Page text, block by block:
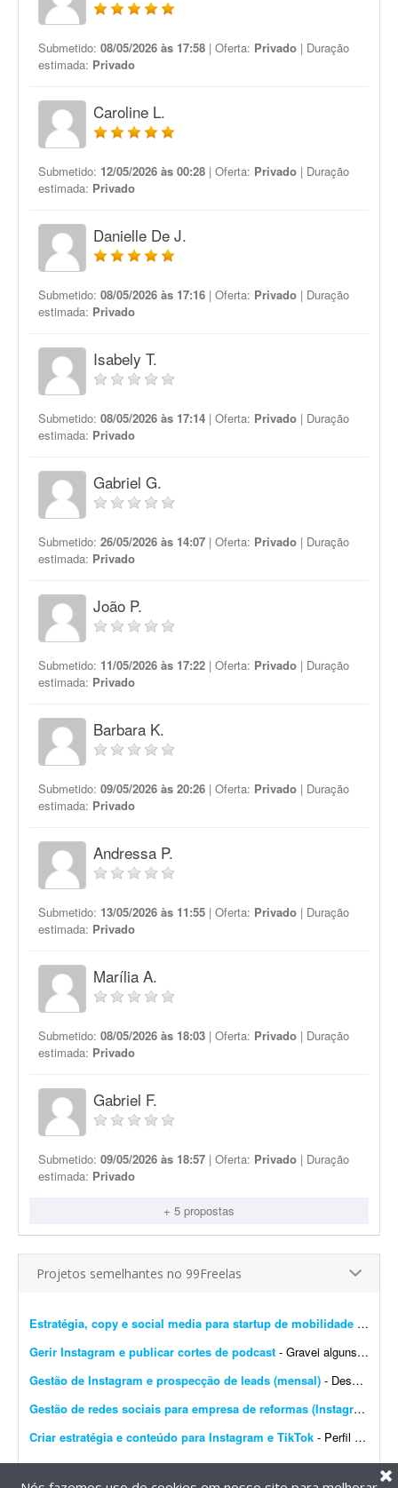
Submetido: 08/05/2026 às 17:58 | Oferta: Privado | Duração
estimada: Privado
Caroline L.
Submetido: 12/05/2026 às 00:28 | Oferta: Privado | Duração
estimada: Privado
Danielle De J.
Submetido: 08/05/2026 às 17:16 | Oferta: Privado | Duração
estimada: Privado
Isabely T.
Submetido: 08/05/2026 às 17:14 | Oferta: Privado | Duração
estimada: Privado
Gabriel G.
Submetido: 26/05/2026 às 14:07 | Oferta: Privado | Duração
estimada: Privado
João P.
Submetido: 11/05/2026 às 17:22 | Oferta: Privado | Duração
estimada: Privado
Barbara K.
Submetido: 09/05/2026 às 20:26 | Oferta: Privado | Duração
estimada: Privado
Andressa P.
Submetido: 13/05/2026 às 11:55 | Oferta: Privado | Duração
estimada: Privado
Marília A.
Submetido: 08/05/2026 às 18:03 | Oferta: Privado | Duração
estimada: Privado
Gabriel F.
Submetido: 09/05/2026 às 18:57 | Oferta: Privado | Duração
estimada: Privado
+ 5 propostas
Projetos semelhantes no 99Freelas
Estratégia, copy e social media para startup de mobilidade
Gerir Instagram e publicar cortes de podcast - Gravei alguns episódios de podcast e preciso de alguém para postar e gerir meu Instagram ? não tenho paciência para isso kkk. Eu já tenho 7 podcasts gravados que ...
Gestão de Instagram e prospecção de leads (mensal) - Descrição Busco um(a) freelancer para apoiar o marketing de uma startup SaaS voltada para o mercado de body piercing. O objetivo é executar atividades de marketing durante 30...
Gestão de redes sociais para empresa de reformas (Instagram e TikTok)
Criar estratégia e conteúdo para Instagram e TikTok - Perfil procurado Estamos procurando um(a) freelancer criativo(a), de preferência em início de carreira, para nos ajudar a crescer o Instagram e o TikTok do nosso Airbnb Bangalô ...